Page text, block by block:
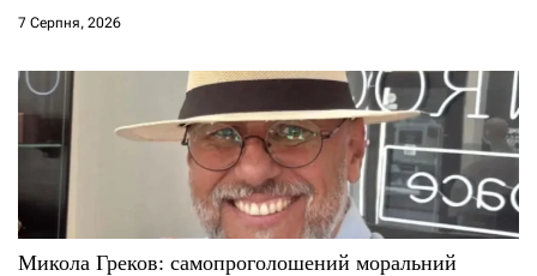
7 Серпня, 2026
Микола Греков: самопроголошений моральний